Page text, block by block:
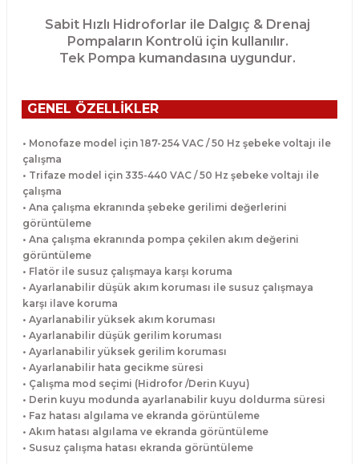
Sabit Hızlı Hidroforlar ile Dalgıç & Drenaj
Pompaların Kontrolü için kullanılır.
Tek Pompa kumandasına uygundur.
GENEL ÖZELLİKLER
• Monofaze model için 187-254 VAC / 50 Hz şebeke voltajı ile
çalışma
• Trifaze model için 335-440 VAC / 50 Hz şebeke voltajı ile
çalışma
• Ana çalışma ekranında şebeke gerilimi değerlerini
görüntüleme
• Ana çalışma ekranında pompa çekilen akım değerini
görüntüleme
• Flatör ile susuz çalışmaya karşı koruma
• Ayarlanabilir düşük akım koruması ile susuz çalışmaya
karşı ilave koruma
• Ayarlanabilir yüksek akım koruması
• Ayarlanabilir düşük gerilim koruması
• Ayarlanabilir yüksek gerilim koruması
• Ayarlanabilir hata gecikme süresi
• Çalışma mod seçimi (Hidrofor /Derin Kuyu)
• Derin kuyu modunda ayarlanabilir kuyu doldurma süresi
• Faz hatası algılama ve ekranda görüntüleme
• Akım hatası algılama ve ekranda görüntüleme
• Susuz çalışma hatası ekranda görüntüleme